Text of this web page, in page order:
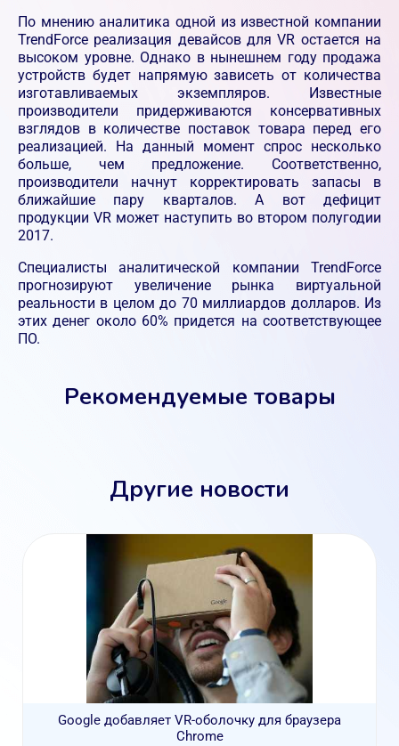
По мнению аналитика одной из известной компании
TrendForce реализация девайсов для VR остается на
высоком уровне. Однако в нынешнем году продажа
устройств будет напрямую зависеть от количества
изготавливаемых экземпляров. Известные
производители придерживаются консервативных
взглядов в количестве поставок товара перед его
реализацией. На данный момент спрос несколько
больше, чем предложение. Соответственно,
производители начнут корректировать запасы в
ближайшие пару кварталов. А вот дефицит
продукции VR может наступить во втором полугодии
2017.
Специалисты аналитической компании TrendForce
прогнозируют увеличение рынка виртуальной
реальности в целом до 70 миллиардов долларов. Из
этих денег около 60% придется на соответствующее
ПО.
Рекомендуемые товары
Другие новости
Google добавляет VR-оболочку для браузера
Chrome